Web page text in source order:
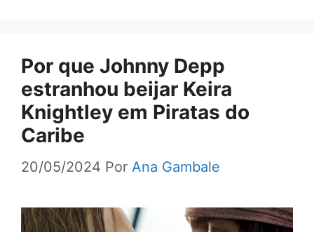
Por que Johnny Depp
estranhou beijar Keira
Knightley em Piratas do
Caribe
20/05/2024 Por Ana Gambale